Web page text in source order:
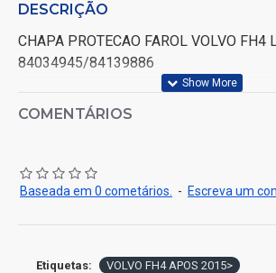
DESCRIÇÃO
CHAPA PROTECAO FAROL VOLVO FH4
84034945/84139886
COMENTÁRIOS
Baseada em 0 cometários. - Escreva um
Etiquetas: VOLVO FH4 APOS 2015>